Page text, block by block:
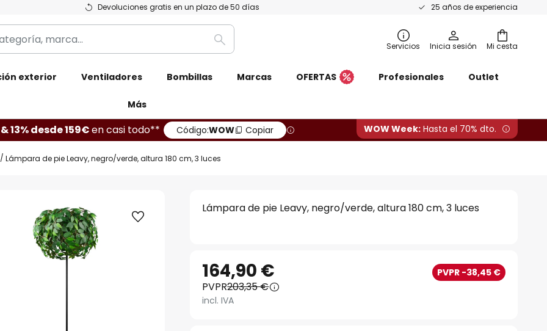
Devoluciones gratis en un plazo de 50 días 25 años de experiencia
Mi cesta
Buscar Servicios Inicia sesión
exterior Ventiladores Bombillas Marcas OFERTAS Profesionales Outlet
Más
13% desde 159€en casi todo** Código:WOW Copiar WOW Week: Hasta el 70% dto.
Lámpara de pie Leavy, negro/verde, altura 180 cm, 3 luces
Lámpara de pie Leavy, negro/verde, altura 180 cm, 3 luces
164,90 € PVPR -38,45 €
PVPR203,35 €
incl. IVA